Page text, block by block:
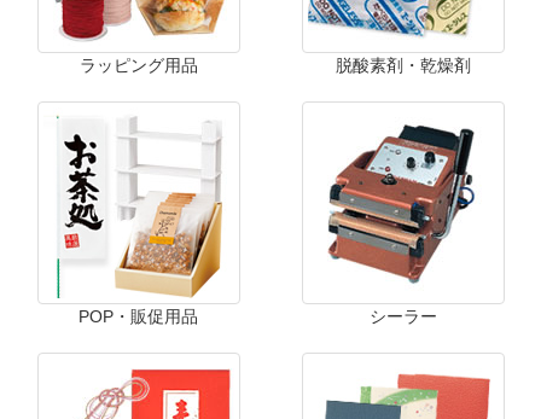
ラッピング用品 脱酸素剤・乾燥剤
POP・販促用品 シーラー